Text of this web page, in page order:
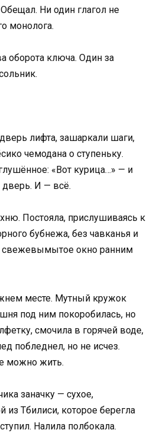
Ни один глагол не
монолога.
оборота ключа. Один за
лифта, зашаркали шаги,
чемодана о ступеньку.
«Вот курица…» — и
дверь. И — всё.
Постояла, прислушиваясь к
бубнежа, без чавканья и
свежевымытое окно ранним
месте. Мутный кружок
под ним покоробилась, но
смочила в горячей воде,
побледнел, но не исчез.
можно жить.
заначку — сухое,
из Тбилиси, которое берегла
Налила полбокала.